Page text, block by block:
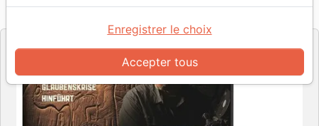
Accepter tous
Enregistrer le choix